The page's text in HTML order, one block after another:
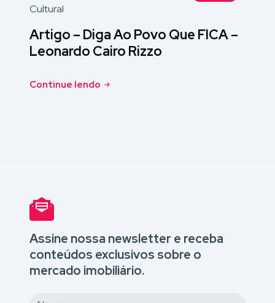
Cultural
Artigo – Diga Ao Povo Que FICA –
Leonardo Cairo Rizzo
Continue lendo
Assine nossa newsletter e receba
conteúdos exclusivos sobre o
mercado imobiliário.